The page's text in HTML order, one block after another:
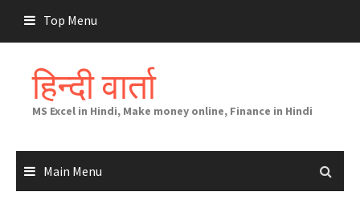
content
Top Menu
हिन्दी वार्ता
MS Excel in Hindi, Make money online, Finance in Hindi
Main Menu